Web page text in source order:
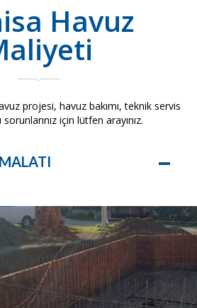
Havuz
projesi, havuz bakımı, teknik servis
için lütfen arayınız.
–